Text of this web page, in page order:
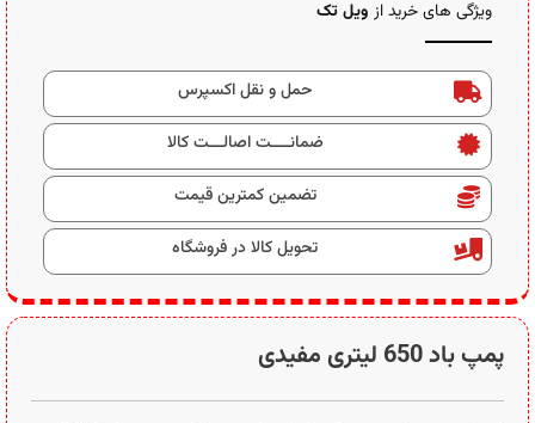
پمپ باد 650 لیتری مفیدی
ویژگی های خرید از ویل تک
حمل و نقل اکسپرس
ضمانــــت اصالـــت کالا
تضمین کمترین قیمت
تحویل کالا در فروشگاه